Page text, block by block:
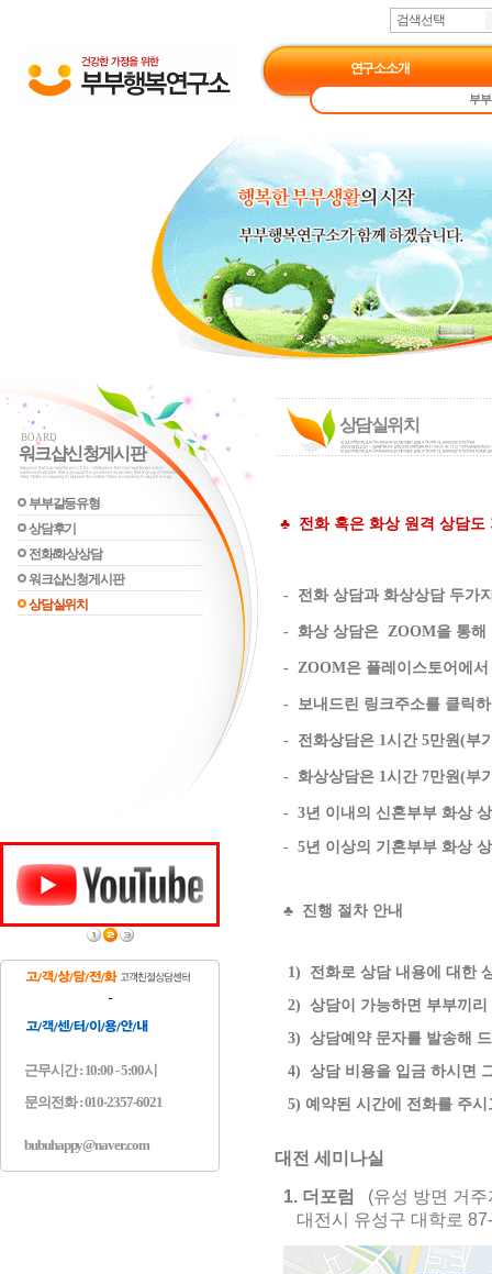
검색선택
연구소소개
부
BOARD
워크샵신청게시판
부부갈등유형
상담후기
전화/화상상담
워크샵신청게시판
상담실위치
근무시간 : 10:00 - 5:00시
문의전화 : 010-2357-6021
bubuhappy@naver.com
상담실위치
♣ 전화 혹은 화상 원격 상담도
- 전화 상담과 화상상담 두가
- 화상 상담은 ZOOM을 통해
- ZOOM은 플레이스토어에서
- 보내드린 링크주소를 클릭
- 전화상담은 1시간 5만원(부
- 화상상담은 1시간 7만원(부
- 3년 이내의 신혼부부 화상
- 5년 이상의 기혼부부 화상
♣ 진행 절차 안내
1) 전화로 상담 내용에 대한
2) 상담이 가능하면 부부끼리
3) 상담예약 문자를 발송해
4) 상담 비용을 입금 하시면
5) 예약된 시간에 전화를 주시
대전 세미나실
1. 더포럼
(유성 방면 거주
대전시 유성구 대학로